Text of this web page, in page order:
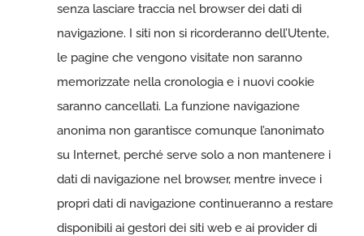
senza lasciare traccia nel browser dei dati di
navigazione. I siti non si ricorderanno dell’Utente,
le pagine che vengono visitate non saranno
memorizzate nella cronologia e i nuovi cookie
saranno cancellati. La funzione navigazione
anonima non garantisce comunque l’anonimato
su Internet, perché serve solo a non mantenere i
dati di navigazione nel browser, mentre invece i
propri dati di navigazione continueranno a restare
disponibili ai gestori dei siti web e ai provider di